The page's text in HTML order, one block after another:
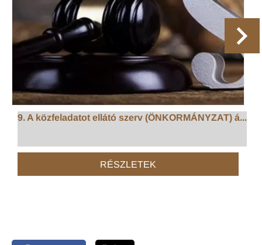
9. A közfeladatot ellátó szerv (ÖNKORMÁNYZAT) á...
RÉSZLETEK